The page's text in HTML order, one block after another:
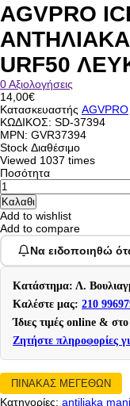
AGVPRO
URF50
0 Αξιολογήσεις
14,00€
Κατασκευαστής AGVPRO
ΚΩΔΙΚΟΣ: SD-37394
MPN: GVR37394
Stock Διαθέσιμο
Viewed 1037 times
Ποσότητα
Add to wishlist
Add to compare
Να ειδοποιηθώ
Κατάστημα: Λ.
Καλέστε μας: 210
Ίδιες τιμές online &
Ζητήστε πληροφορίες
ΠΙΝΑΚΑΣ ΜΕΓΕΘΩΝ
Κατηγορίες: antiliaka